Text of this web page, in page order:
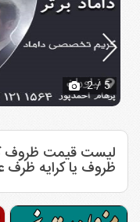
2/ 5
لیست قیمت ظروف
ظروف یا کرایه